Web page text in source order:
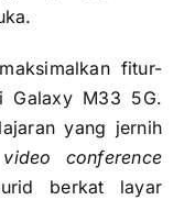
fitur-
Galaxy M33 5G.
yang jernih
video conference
berkat layar